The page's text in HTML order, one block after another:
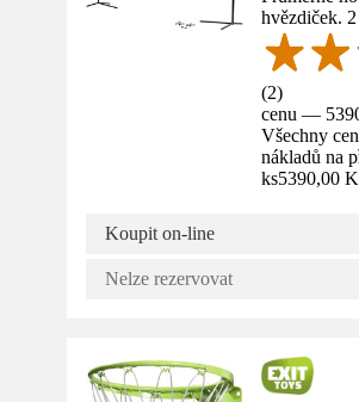
hvězdiček.
(2)
cenu —
Všechny
nákladů na
ks5390,00
Koupit on-line
Nelze rezervovat